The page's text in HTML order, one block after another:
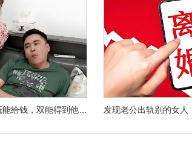
多说这些话，男人既能给钱，双能得到他的爱